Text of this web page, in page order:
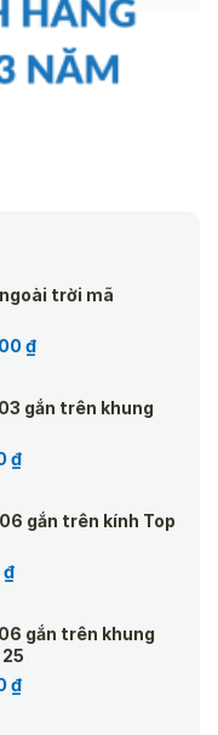
trời mã
₫.
₫Giá
là:
gắn trên khung
₫.
₫Giá
là:gắn trên kính Top
₫Giá
là:
660.000 ₫.
gắn trên khung
₫Giá